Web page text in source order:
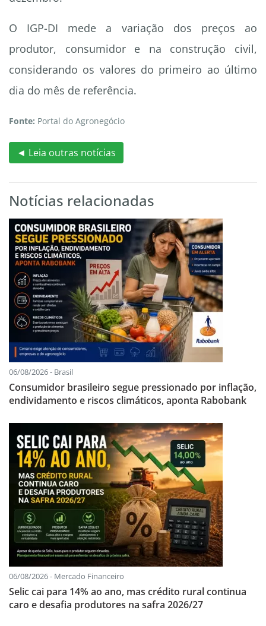
O IGP-DI mede a variação dos preços ao
produtor, consumidor e na construção civil,
considerando os valores do primeiro ao último
dia do mês de referência.
Fonte: Portal do Agronegócio
◄ Leia outras notícias
Notícias relacionadas
06/08/2026 - Brasil
Consumidor brasileiro segue pressionado por inflação,
endividamento e riscos climáticos, aponta Rabobank
06/08/2026 - Mercado Financeiro
Selic cai para 14% ao ano, mas crédito rural continua
caro e desafia produtores na safra 2026/27